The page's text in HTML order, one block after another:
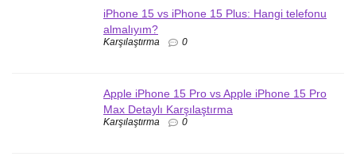
iPhone 15 vs iPhone 15 Plus: Hangi telefonu
almalıyım?
Karşılaştırma 0
Apple iPhone 15 Pro vs Apple iPhone 15 Pro
Max Detaylı Karşılaştırma
Karşılaştırma 0